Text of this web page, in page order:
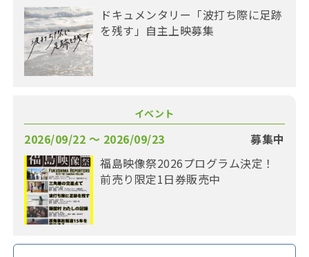
ドキュメンタリー「波打ち際に足跡
を残す」自主上映募集
イベント
2026/09/22 〜 2026/09/23
募集中
福島映像祭2026プログラム決定！
前売り限定1日券販売中